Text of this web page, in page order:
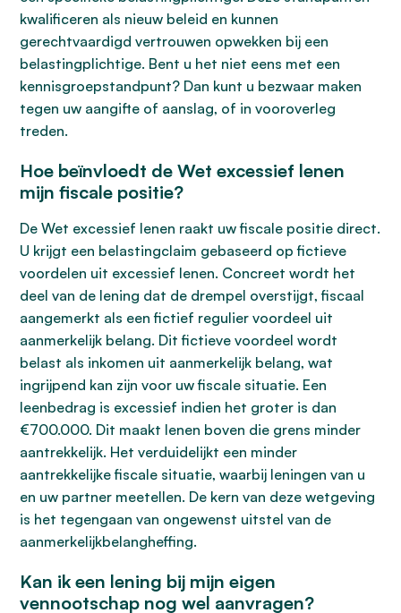
kwalificeren als nieuw beleid en kunnen
gerechtvaardigd vertrouwen opwekken bij een
belastingplichtige. Bent u het niet eens met een
kennisgroepstandpunt? Dan kunt u bezwaar maken
tegen uw aangifte of aanslag, of in vooroverleg
treden.
Hoe beïnvloedt de Wet excessief lenen
mijn fiscale positie?
De Wet excessief lenen raakt uw fiscale positie direct.
U krijgt een belastingclaim gebaseerd op fictieve
voordelen uit excessief lenen. Concreet wordt het
deel van de lening dat de drempel overstijgt, fiscaal
aangemerkt als een fictief regulier voordeel uit
aanmerkelijk belang. Dit fictieve voordeel wordt
belast als inkomen uit aanmerkelijk belang, wat
ingrijpend kan zijn voor uw fiscale situatie. Een
leenbedrag is excessief indien het groter is dan
€700.000. Dit maakt lenen boven die grens minder
aantrekkelijk. Het verduidelijkt een minder
aantrekkelijke fiscale situatie, waarbij leningen van u
en uw partner meetellen. De kern van deze wetgeving
is het tegengaan van ongewenst uitstel van de
aanmerkelijkbelangheffing.
Kan ik een lening bij mijn eigen
vennootschap nog wel aanvragen?